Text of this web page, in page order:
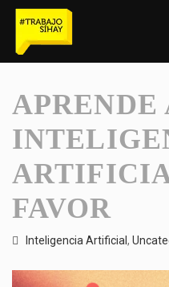
APRENDE
FAVOR
Inteligencia Artificial ,